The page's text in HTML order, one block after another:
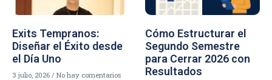
Exits Tempranos:
Diseñar el Éxito desde
el Día Uno
3 julio, 2026 No hay comentarios
Cómo Estructurar el
Segundo Semestre
para Cerrar 2026 con
Resultados